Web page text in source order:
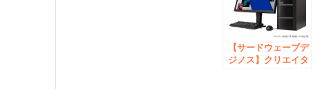
【サードウェーブデ
ジノス】クリエイタ